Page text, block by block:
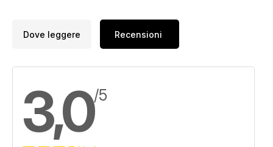
Dove leggere Recensioni
3,0/5